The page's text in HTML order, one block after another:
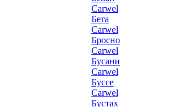
Carwel
Бета
Carwel
Бросно
Carwel
Бусани
Carwel
Буссе
Carwel
Бустах